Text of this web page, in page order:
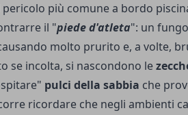
più comune a bordo
il "piede d'atleta": un
molto prurito e, a volte,
se incolta, si nascondono le
pulci della sabbia che
ricordare che negli ambienti